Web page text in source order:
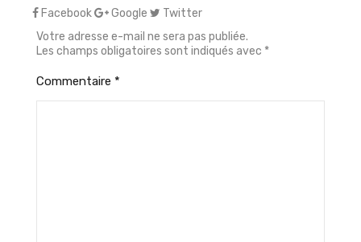
Facebook Google
Twitter
Votre adresse e-mail ne sera pas publiée.
Les champs obligatoires sont indiqués avec *
Commentaire *